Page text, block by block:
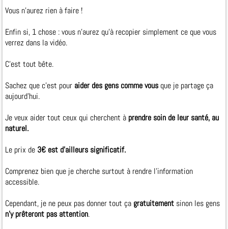
Vous n’aurez rien à faire !
Enfin si, 1 chose : vous n’aurez qu’à recopier simplement ce que vous
verrez dans la vidéo.
C’est tout bête.
Sachez que c’est pour aider des gens comme vous que je partage ça
aujourd'hui.
Je veux aider tout ceux qui cherchent à prendre soin de leur santé, au
naturel.
Le prix de 3€ est d'ailleurs significatif.
Comprenez bien que je cherche surtout à rendre l'information
accessible.
Cependant, je ne peux pas donner tout ça gratuitement sinon les gens
n'y prêteront pas attention.